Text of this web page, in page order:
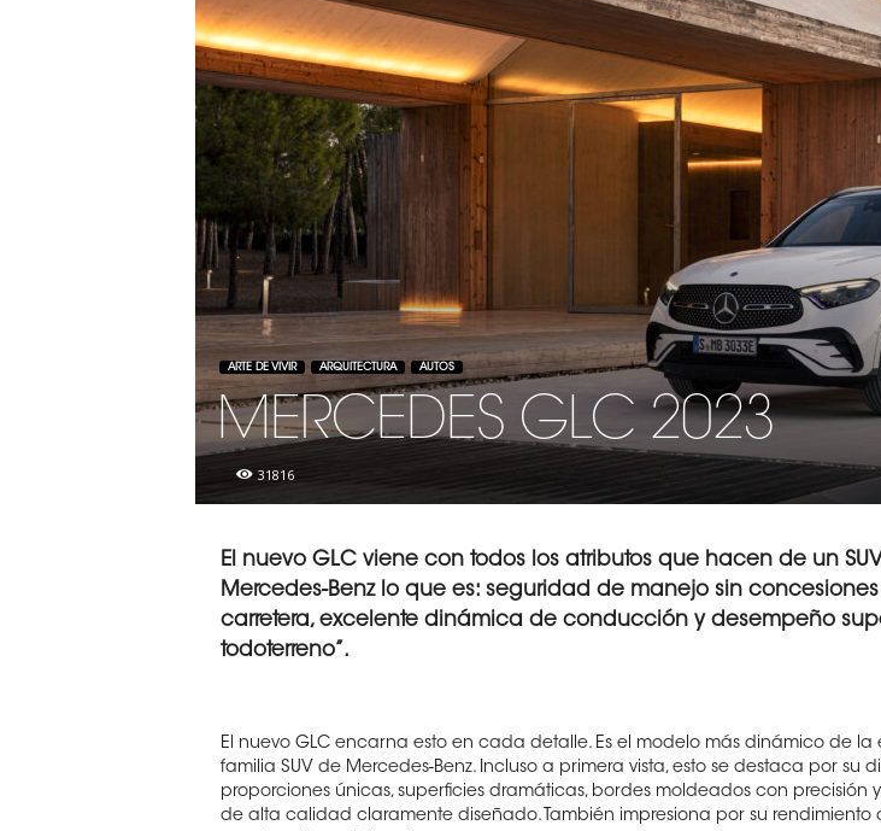
ARTE DE VIVIR ARQUITECTURA AUTOS
MERCEDES GLC 2023
31816
El nuevo GLC viene con todos los atributos que hacen de un
Mercedes-Benz lo que es: seguridad de manejo sin
carretera, excelente dinámica de conducción y desempeño
todoterreno”.
El nuevo GLC encarna esto en cada detalle. Es el modelo más dinámico de la
familia SUV de Mercedes-Benz. Incluso a primera vista, esto se destaca por su
proporciones únicas, superficies dramáticas, bordes moldeados con precisión
de alta calidad claramente diseñado. También impresiona por su rendimiento